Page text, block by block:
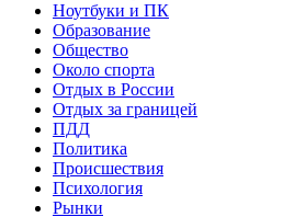
Ноутбуки и ПК
Образование
Общество
Около спорта
Отдых в России
Отдых за границей
ПДД
Политика
Происшествия
Психология
Рынки